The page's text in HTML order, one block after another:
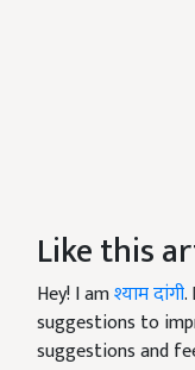
Like this
Hey! I amश्याम दांगी.
suggestions to
suggestions and